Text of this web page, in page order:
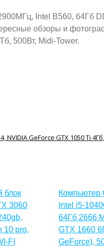
Intel B560, 64Гб
обзоры и
500Вт, Midi-Tower.
блок
3060
10 pro,
FI
Компьютер
Intel i5-
64Гб 2666
GTX 1660
GeForce),